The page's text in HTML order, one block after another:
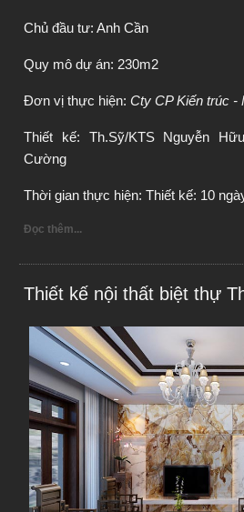
Chủ đầu tư: Anh Cần
Quy mô dự án: 230m2
Đơn vị thực hiện: Cty CP Kiến trúc -
Thiết kế: Th.Sỹ/KTS Nguyễn
Cường
Thời gian thực hiện: Thiết kế: 10
Đọc thêm...
Thiết kế nội thất biệt thự